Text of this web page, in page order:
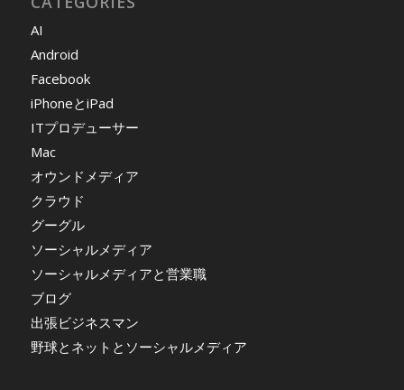
AI
Android
Facebook
iPhoneとiPad
ITプロデューサー
Mac
オウンドメディア
クラウド
グーグル
ソーシャルメディア
ソーシャルメディアと営業職
ブログ
出張ビジネスマン
野球とネットとソーシャルメディア